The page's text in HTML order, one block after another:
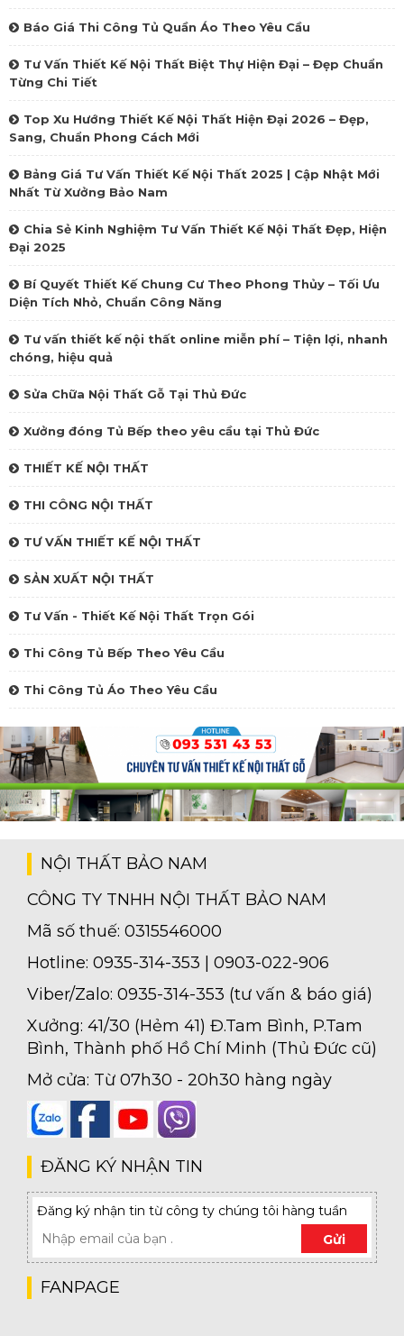
Báo Giá Thi Công Tủ Quần Áo Theo Yêu Cầu
Tư Vấn Thiết Kế Nội Thất Biệt Thự Hiện Đại – Đẹp Chuẩn
Từng Chi Tiết
Top Xu Hướng Thiết Kế Nội Thất Hiện Đại 2026 – Đẹp,
Sang, Chuẩn Phong Cách Mới
Bảng Giá Tư Vấn Thiết Kế Nội Thất 2025 | Cập Nhật Mới
Nhất Từ Xưởng Bảo Nam
Chia Sẻ Kinh Nghiệm Tư Vấn Thiết Kế Nội Thất Đẹp, Hiện
Đại 2025
Bí Quyết Thiết Kế Chung Cư Theo Phong Thủy – Tối Ưu
Diện Tích Nhỏ, Chuẩn Công Năng
Tư vấn thiết kế nội thất online miễn phí – Tiện lợi, nhanh
chóng, hiệu quả
Sửa Chữa Nội Thất Gỗ Tại Thủ Đức
Xưởng đóng Tủ Bếp theo yêu cầu tại Thủ Đức
THIẾT KẾ NỘI THẤT
THI CÔNG NỘI THẤT
TƯ VẤN THIẾT KẾ NỘI THẤT
SẢN XUẤT NỘI THẤT
Tư Vấn - Thiết Kế Nội Thất Trọn Gói
Thi Công Tủ Bếp Theo Yêu Cầu
Thi Công Tủ Áo Theo Yêu Cầu
NỘI THẤT BẢO NAM
CÔNG TY TNHH NỘI THẤT BẢO NAM
Mã số thuế: 0315546000
Hotline: 0935-314-353 | 0903-022-906
Viber/Zalo: 0935-314-353 (tư vấn & báo giá)
Xưởng: 41/30 (Hẻm 41) Đ.Tam Bình, P.Tam
Bình, Thành phố Hồ Chí Minh (Thủ Đức cũ)
Mở cửa: Từ 07h30 - 20h30 hàng ngày
ĐĂNG KÝ NHẬN TIN
Đăng ký nhận tin từ công ty chúng tôi hàng tuần
Gửi
FANPAGE